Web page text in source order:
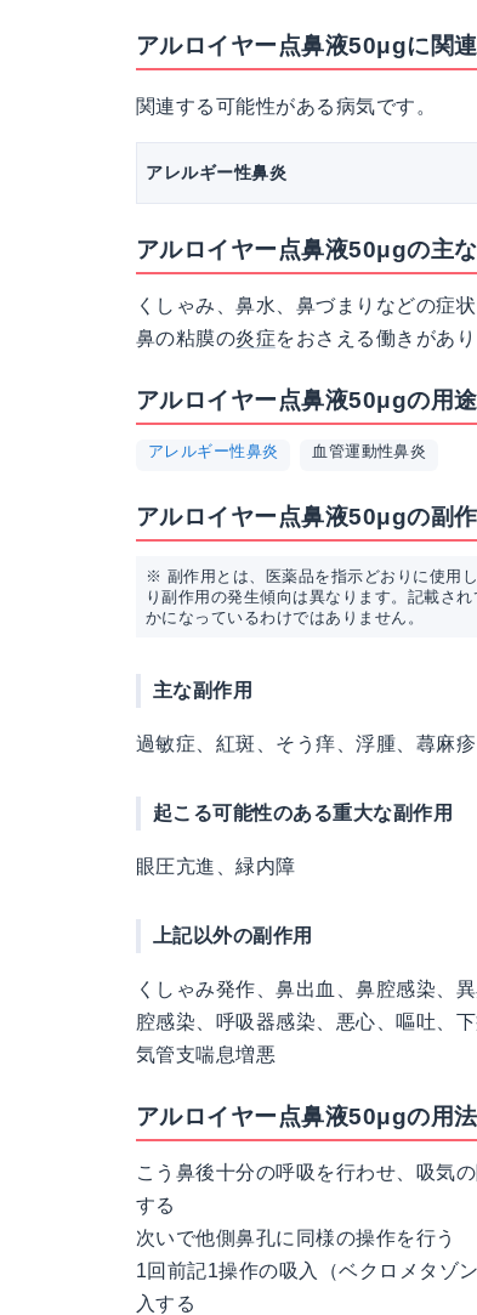
アルロイヤー点鼻液50μgに関
関連する可能性がある病気です。
アレルギー性鼻炎
アルロイヤー点鼻液50μgの主
くしゃみ、鼻水、鼻づまりなどの症
鼻の粘膜の炎症をおさえる働きがあり
アルロイヤー点鼻液50μgの用途
アレルギー性鼻炎 血管運動性鼻炎
アルロイヤー点鼻液50μgの副
※ 副作用とは、医薬品を指示どおりに使用
り副作用の発生傾向は異なります。記載さ
かになっているわけではありません。
主な副作用
過敏症、紅斑、そう痒、浮腫、蕁麻
起こる可能性のある重大な副作用
眼圧亢進、緑内障
上記以外の副作用
くしゃみ発作、鼻出血、鼻腔感染、
腔感染、呼吸器感染、悪心、嘔吐、
気管支喘息増悪
アルロイヤー点鼻液50μgの用
こう鼻後十分の呼吸を行わせ、吸気
する
次いで他側鼻孔に同様の操作を行う
1回前記1操作の吸入（ベクロメタゾ
入する